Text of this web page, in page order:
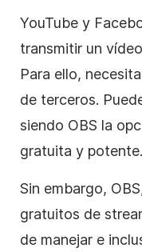
YouTube y
transmitir un
Para ello,
de terceros.
siendo OBS la
gratuita y potente.
Sin embargo,
gratuitos de
de manejar e